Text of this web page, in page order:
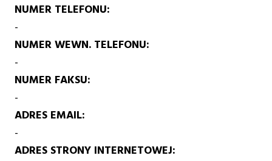
NUMER TELEFONU
-
NUMER WEWN. TELEFONU
-
NUMER FAKSU
-
ADRES EMAIL
-
ADRES STRONY INTERNETOWEJ